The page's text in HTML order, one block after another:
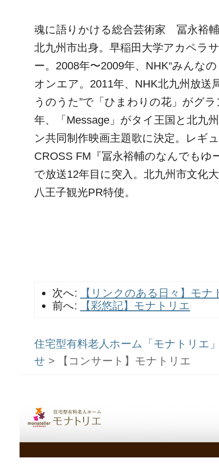
魂に語りかける総合芸術家 冨永裕
北九州市出身。早稲田大学アカペラ
ー。2008年〜2009年、NHK“みんな
オンエア。2011年、NHK北九州放送
うのうた”で「ひまわりの花」がグ
年、「Message」がタイ王国と北九
ン共同制作映画主題歌に決定。レギ
CROSS FM『冨永裕輔のなんでもゆ
で放送12年目に突入。北九州市文化
八王子観光PR特使。
次へ:
【リンクのある日々】モナ
前へ:
【彩悠記】モナトリエ
住宅型有料老人ホーム「モナトリエ
せ > 【コンサート】モナトリエ